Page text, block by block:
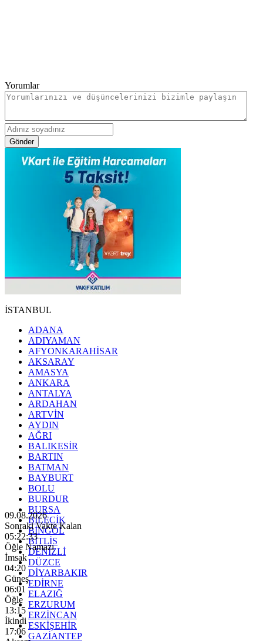
Yorumlar
Gönder
İSTANBUL
ADANA
ADIYAMAN
AFYONKARAHİSAR
AKSARAY
AMASYA
ANKARA
ANTALYA
ARDAHAN
ARTVİN
AYDIN
AĞRI
BALIKESİR
BARTIN
BATMAN
BAYBURT
BOLU
BURDUR
BURSA
BİLECİK
BİNGÖL
BİTLİS
DENİZLİ
DÜZCE
DİYARBAKIR
EDİRNE
ELAZIĞ
ERZURUM
ERZİNCAN
ESKİŞEHİR
GAZİANTEP
09.08.2026
Sonraki Vakte Kalan
05:22:32
Öğle Namazı
İmsak
04:20
Güneş
06:01
Öğle
13:15
İkindi
17:06